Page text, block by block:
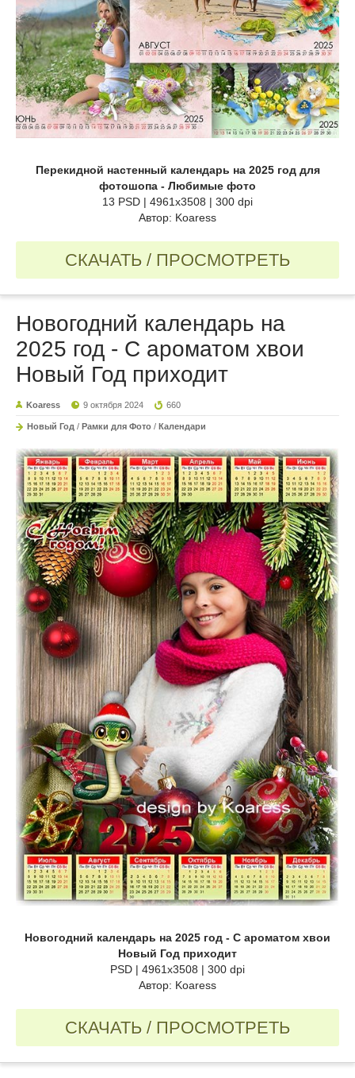
Перекидной настенный календарь на 2025 год для
фотошопа - Любимые фото
13 PSD | 4961x3508 | 300 dpi
Автор: Koaress
СКАЧАТЬ / ПРОСМОТРЕТЬ
Новогодний календарь на
2025 год - С ароматом хвои
Новый Год приходит
Koaress 9 октября 2024 660
Новый Год / Рамки для Фото / Календари
Новогодний календарь на 2025 год - С ароматом хвои
Новый Год приходит
PSD | 4961x3508 | 300 dpi
Автор: Koaress
СКАЧАТЬ / ПРОСМОТРЕТЬ